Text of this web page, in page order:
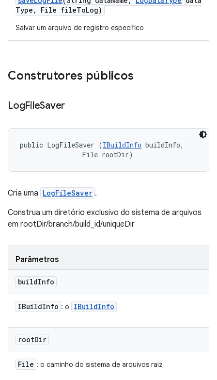
Type , File fileToLog)
Salvar um arquivo de registro específico
Construtores públicos
LogFileSaver
public LogFileSaver (IBuildInfo buildInfo,
                File rootDir)
Cria uma LogFileSaver .
Construa um diretório exclusivo do sistema de arquivos
em rootDir/branch/build_id/uniqueDir
Parâmetros
buildInfo
IBuildInfo : o IBuildInfo
rootDir
File : o caminho do sistema de arquivos raiz